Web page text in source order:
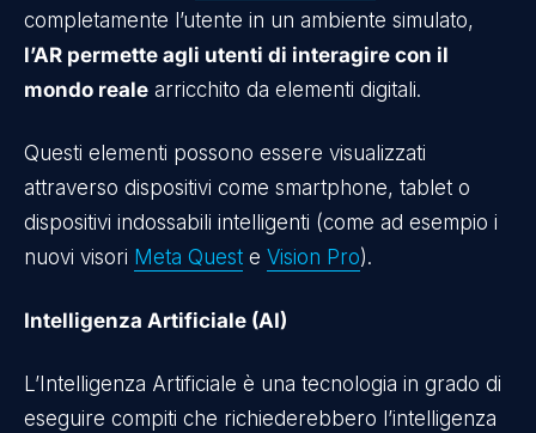
completamente l’utente in un ambiente simulato,
l’AR permette agli utenti di interagire con il
mondo reale arricchito da elementi digitali.
Questi elementi possono essere visualizzati
attraverso dispositivi come smartphone, tablet o
dispositivi indossabili intelligenti (come ad esempio i
nuovi visori Meta Quest e Vision Pro).
Intelligenza Artificiale (AI)
L’Intelligenza Artificiale è una tecnologia in grado di
eseguire compiti che richiederebbero l’intelligenza